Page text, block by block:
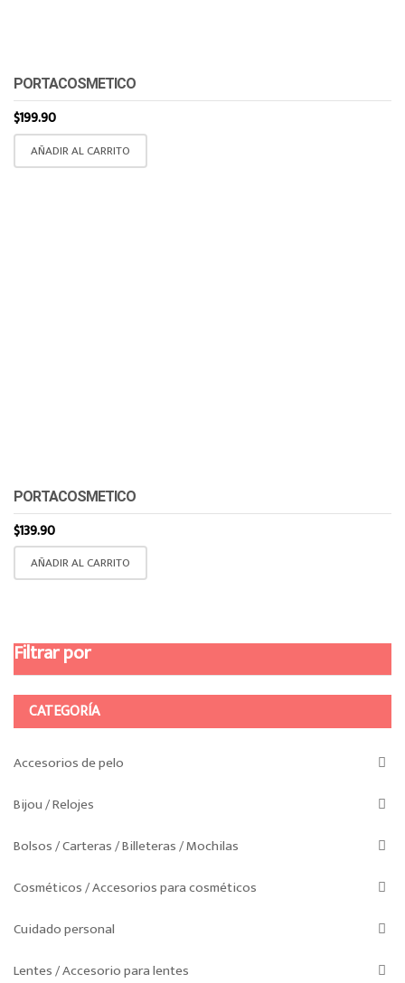
PORTACOSMETICO
$199.90
AÑADIR AL CARRITO
PORTACOSMETICO
$139.90
AÑADIR AL CARRITO
Filtrar por
CATEGORÍA
Accesorios de pelo
Bijou / Relojes
Bolsos / Carteras / Billeteras / Mochilas
Cosméticos / Accesorios para cosméticos
Cuidado personal
Lentes / Accesorio para lentes